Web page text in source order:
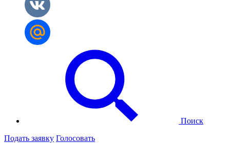
Поиск
Подать заявку Голосовать